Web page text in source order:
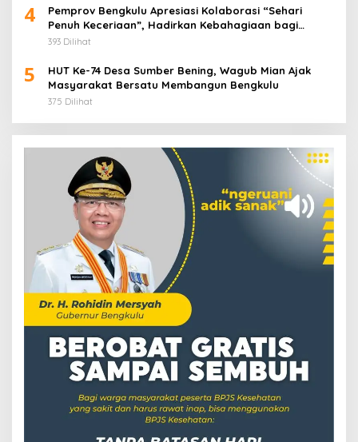
4
Pemprov Bengkulu Apresiasi Kolaborasi “Sehari
Penuh Keceriaan”, Hadirkan Kebahagiaan bagi
Puluhan Anak Panti Asuhan
393 Dilihat
5
HUT Ke-74 Desa Sumber Bening, Wagub Mian Ajak
Masyarakat Bersatu Membangun Bengkulu
375 Dilihat